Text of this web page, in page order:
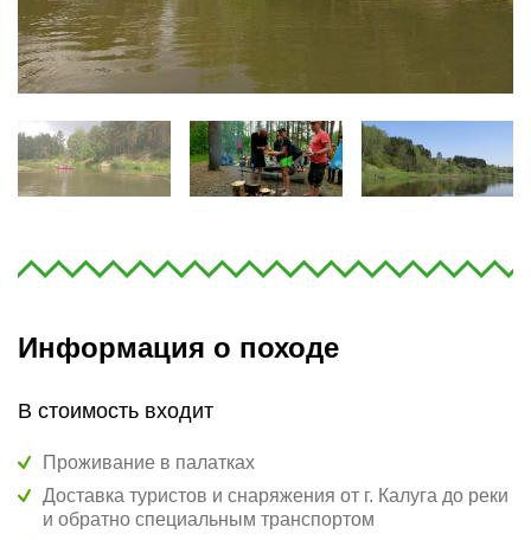
Информация о походе
В стоимость входит
Проживание в палатках
Доставка туристов и снаряжения от г. Калуга до реки
и обратно специальным транспортом